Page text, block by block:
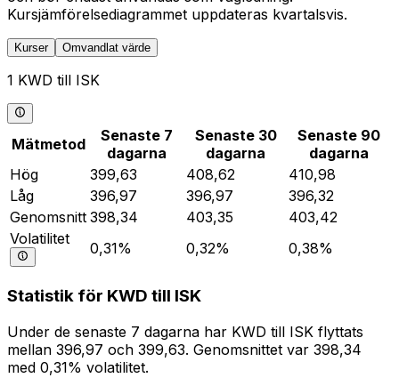
Kursjämförelsediagrammet uppdateras kvartalsvis.
Kurser Omvandlat värde
1 KWD till ISK
Mätmetod
Senaste 7
dagarna
Senaste 30
dagarna
Senaste 90
dagarna
Hög
399,63 408,62
410,98
Låg
396,97 396,97
396,32
Genomsnitt 398,34 403,35
403,42
Volatilitet
0,31% 0,32% 0,38%
Statistik för KWD till ISK
Under de senaste 7 dagarna har KWD till ISK flyttats
mellan 396,97 och 399,63. Genomsnittet var 398,34
med 0,31% volatilitet.